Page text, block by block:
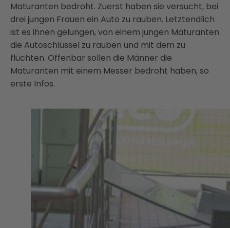
Maturanten bedroht. Zuerst haben sie versucht, bei
drei jungen Frauen ein Auto zu rauben. Letztendlich
ist es ihnen gelungen, von einem jungen Maturanten
die Autoschlüssel zu rauben und mit dem zu
flüchten. Offenbar sollen die Männer die
Maturanten mit einem Messer bedroht haben, so
erste Infos.